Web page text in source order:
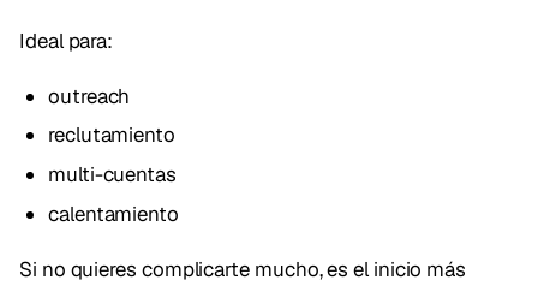
Ideal para:
outreach
reclutamiento
multi-cuentas
calentamiento
Si no quieres complicarte mucho, es el inicio más